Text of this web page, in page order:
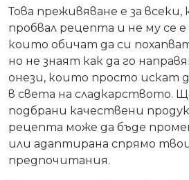
Това преживяване е за всеки,
пробвал рецепта и не му се е
които обичат да си
но не знаят как да го
онези, които просто искат
в света на сладкарството.
подбрани качествени
рецепта може да бъде
или адаптирана спрямо
предпочитания.